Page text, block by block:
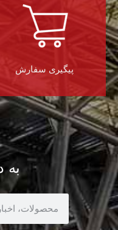
پیگیری سفارش
به